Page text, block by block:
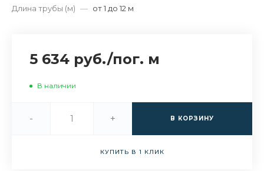
Длина трубы (м) — от 1 до 12 м
5 634 руб./пог. м
В наличии
- + В КОРЗИНУ
КУПИТЬ В 1 КЛИК